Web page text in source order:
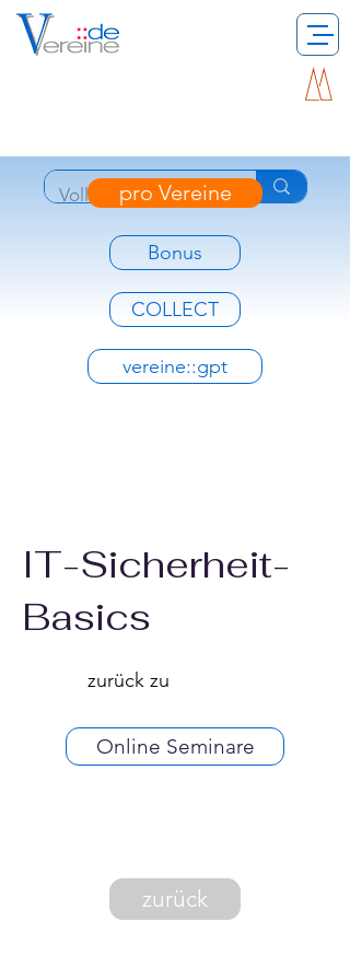
pro Vereine
Bonus
COLLECT
vereine::gpt
IT-Sicherheit-
Basics
zurück zu
Online Seminare
zurück